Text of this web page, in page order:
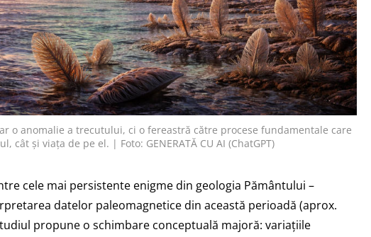
o anomalie a trecutului, ci o fereastră către procese fundamentale care
cât și viața de pe el. | Foto: GENERATĂ CU AI (ChatGPT)
cele mai persistente enigme din geologia Pământului –
datelor paleomagnetice din această perioadă (aprox.
propune o schimbare conceptuală majoră: variațiile